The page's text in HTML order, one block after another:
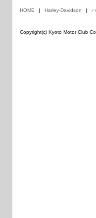
HOME Harley-Davidson
Copyright(c) Kyoto Motor Club